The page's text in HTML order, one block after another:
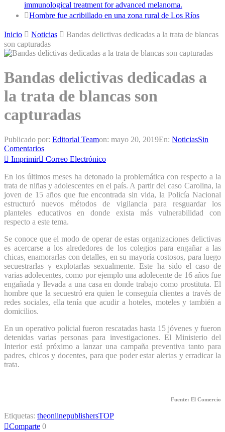
immunological treatment for advanced melanoma.
Hombre fue acribillado en una zona rural de Los Ríos
Inicio Noticias
Bandas delictivas dedicadas a la trata de blancas
son capturadas
Bandas delictivas dedicadas a
la trata de blancas son
capturadas
Publicado por: Editorial Teamon: mayo 20, 2019En: NoticiasSin
Comentarios
Imprimir
Correo Electrónico
En los últimos meses ha detonado la problemática con respecto a la
trata de niñas y adolescentes en el país. A partir del caso Carolina, la
joven de 15 años que fue encontrada sin vida, la Policía Nacional
estructuró nuevos métodos de vigilancia para resguardar los
planteles educativos en donde exista más vulnerabilidad con
respecto a este tema.
Se conoce que el modo de operar de estas organizaciones delictivas
es acercarse a los alrededores de los colegios para engañar a las
chicas, enamorarlas con detalles, en su mayoría costosos, para luego
secuestrarlas y explotarlas sexualmente. Este ha sido el caso de
varias adolecentes, como por ejemplo una adolecente de 16 años fue
engañada y llevada a una casa en donde trabajo como prostituta. El
hombre que la secuestró era quien le conseguía clientes a través de
redes sociales, ella tenía que acudir a hoteles, moteles y también a
domicilios.
En un operativo policial fueron rescatadas hasta 15 jóvenes y fueron
detenidas varias personas para investigaciones. El Ministerio del
Interior está próximo a lanzar una campaña preventiva tanto para
padres, chicos y docentes, para que poder estar alertas y erradicar la
trata.
Fuente: El Comercio
Etiquetas: theonlinepublishersTOP
Comparte 0